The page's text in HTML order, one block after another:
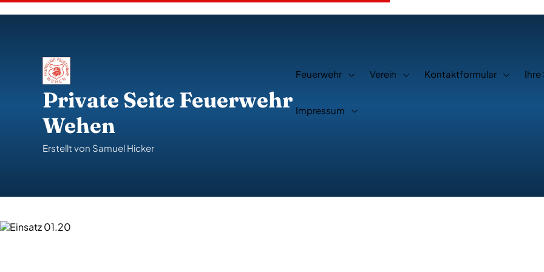
S
k
Private Seite Feuerwehr
Wehen
Erstellt von Samuel Hicker
Feuerwehr Verein Kontaktformular Ihre
Impressum